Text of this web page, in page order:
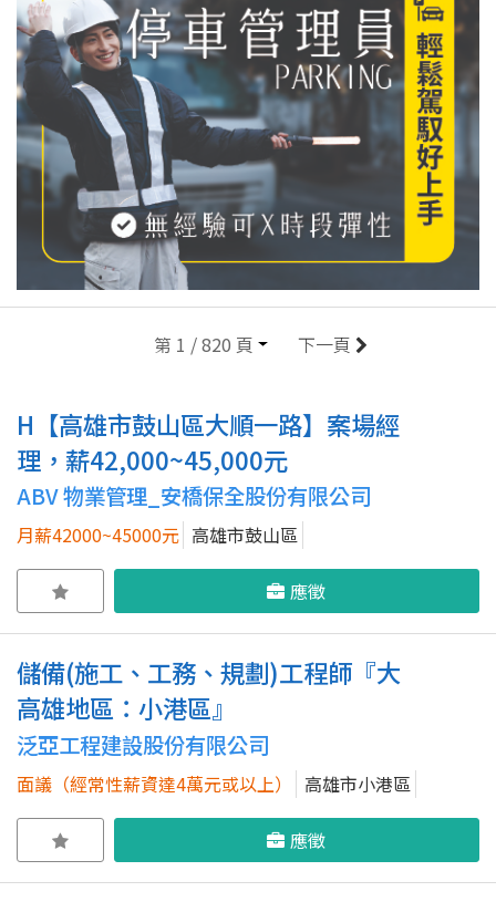
第 1 / 820 頁 下一頁
H【高雄市鼓山區大順一路】案場經
理，薪42,000~45,000元
ABV 物業管理_安橋保全股份有限公司
月薪42000~45000元 高雄市鼓山區
應徵
儲備(施工、工務、規劃)工程師『大
高雄地區：小港區』
泛亞工程建設股份有限公司
面議（經常性薪資達4萬元或以上） 高雄市小港區
應徵